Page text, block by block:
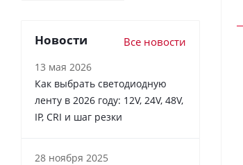
Новости Все новости
13 мая 2026
Как выбрать светодиодную
ленту в 2026 году: 12V, 24V, 48V,
IP, CRI и шаг резки
28 ноября 2025